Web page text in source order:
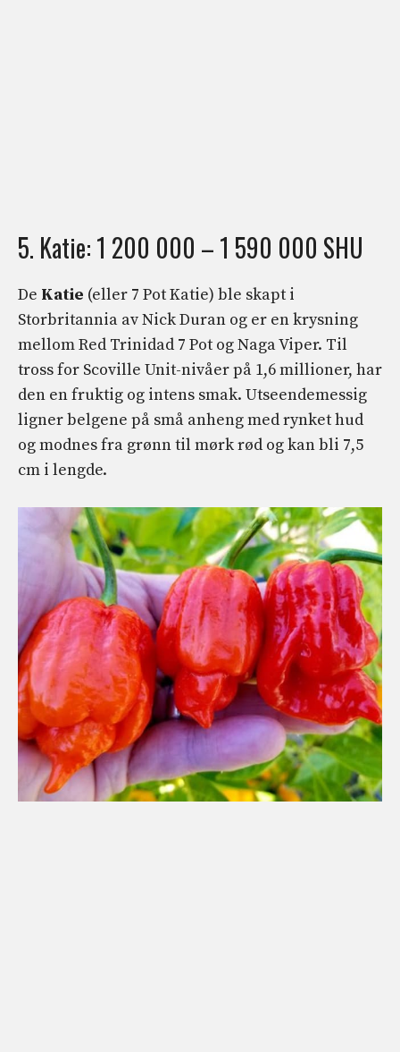
5. Katie: 1 200 000 – 1 590 000 SHU
De Katie (eller 7 Pot Katie) ble skapt i
Storbritannia av Nick Duran og er en krysning
mellom Red Trinidad 7 Pot og Naga Viper. Til
tross for Scoville Unit-nivåer på 1,6 millioner, har
den en fruktig og intens smak. Utseendemessig
ligner belgene på små anheng med rynket hud
og modnes fra grønn til mørk rød og kan bli 7,5
cm i lengde.